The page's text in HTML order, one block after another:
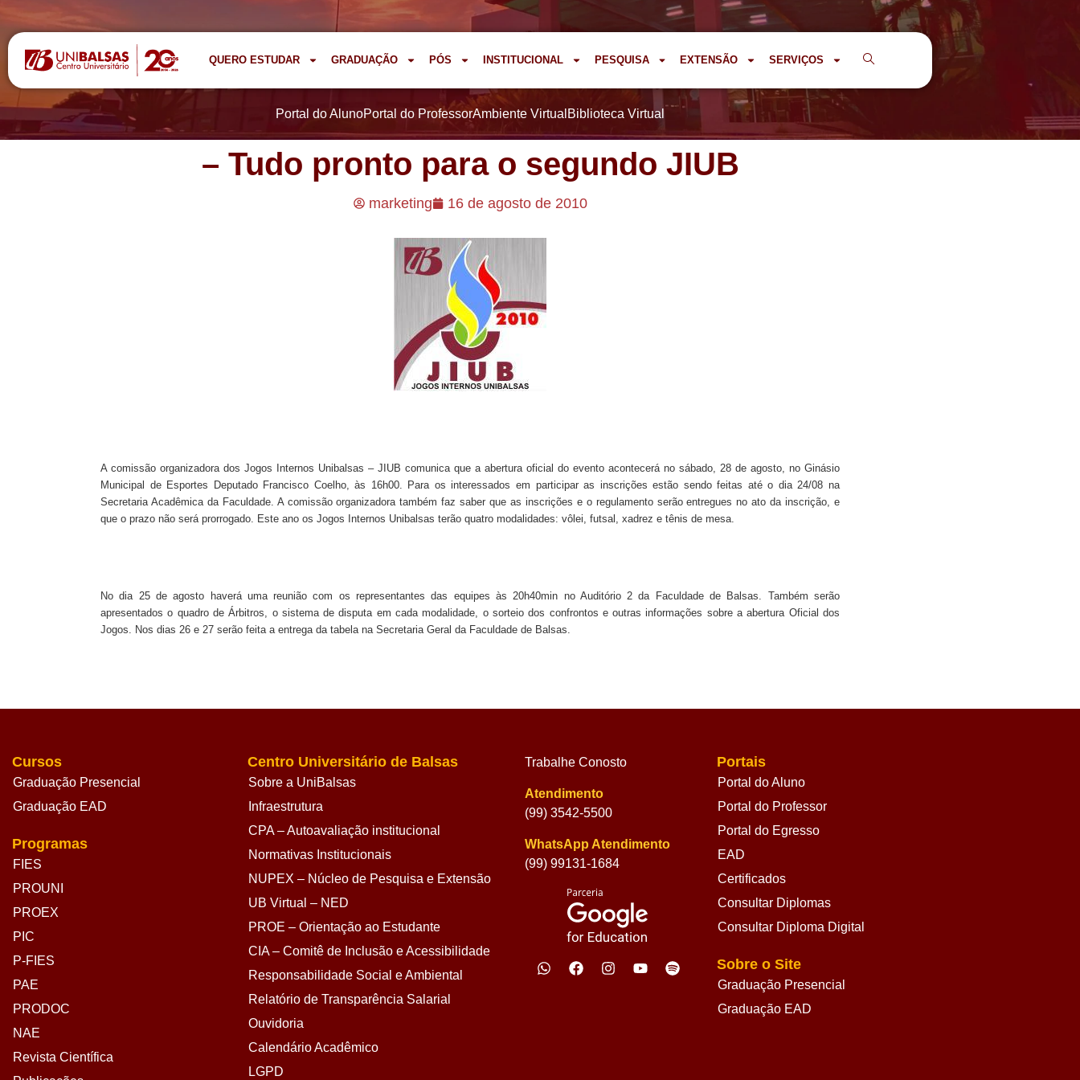
QUERO ESTUDAR GRADUAÇÃO PÓS INSTITUCIONAL PESQUISA EXTENSÃO SERVIÇOS
Portal do AlunoPortal do ProfessorAmbiente Virtual Biblioteca Virtual
– Tudo pronto para o segundo JIUB
marketing 16 de agosto de 2010
A comissão organizadora dos Jogos Internos Unibalsas – JIUB comunica que a abertura oficial do evento acontecerá no sábado, 28 de agosto, no Ginásio
Municipal de Esportes Deputado Francisco Coelho, às 16h00. Para os interessados em participar as inscrições estão sendo feitas até o dia 24/08 na
Secretaria Acadêmica da Faculdade. A comissão organizadora também faz saber que as inscrições e o regulamento serão entregues no ato da inscrição, e
que o prazo não será prorrogado. Este ano os Jogos Internos Unibalsas terão quatro modalidades: vôlei, futsal, xadrez e tênis de mesa.
No dia 25 de agosto haverá uma reunião com os representantes das equipes às 20h40min no Auditório 2 da Faculdade de Balsas. Também serão
apresentados o quadro de Árbitros, o sistema de disputa em cada modalidade, o sorteio dos confrontos e outras informações sobre a abertura Oficial dos
Jogos. Nos dias 26 e 27 serão feita a entrega da tabela na Secretaria Geral da Faculdade de Balsas.
Cursos
Graduação Presencial
Graduação EAD
Programas
FIES
PROUNI
PROEX
PIC
P-FIES
PAE
PRODOC
NAE
Revista Científica
Centro Universitário de Balsas
Sobre a UniBalsas
Infraestrutura
CPA – Autoavaliação institucional
Normativas Institucionais
NUPEX – Núcleo de Pesquisa e Extensão
UB Virtual – NED
PROE – Orientação ao Estudante
CIA – Comitê de Inclusão e Acessibilidade
Responsabilidade Social e Ambiental
Relatório de Transparência Salarial
Ouvidoria
Calendário Acadêmico
LGPD
Trabalhe Conosto
Atendimento
(99) 3542-5500
WhatsApp Atendimento
(99) 99131-1684
Portais
Portal do Aluno
Portal do Professor
Portal do Egresso
EAD
Certificados
Consultar Diplomas
Consultar Diploma Digital
Sobre o Site
Graduação Presencial
Graduação EAD